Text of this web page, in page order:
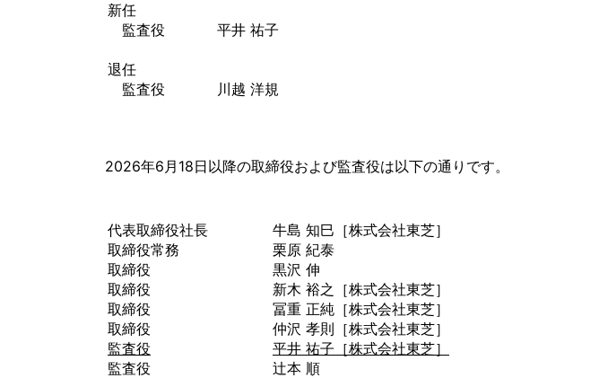
新任
監査役
平井 祐子
退任
監査役
川越 洋規
2026年6月18日以降の取締役および監査役は以下の通りです。
代表取締役社長
牛島 知巳［株式会社東芝］
取締役常務
栗原 紀泰
取締役
黒沢 伸
取締役
新木 裕之［株式会社東芝］
取締役
冨重 正純［株式会社東芝］
取締役
仲沢 孝則［株式会社東芝］
監査役
平井 祐子［株式会社東芝］
監査役
辻本 順